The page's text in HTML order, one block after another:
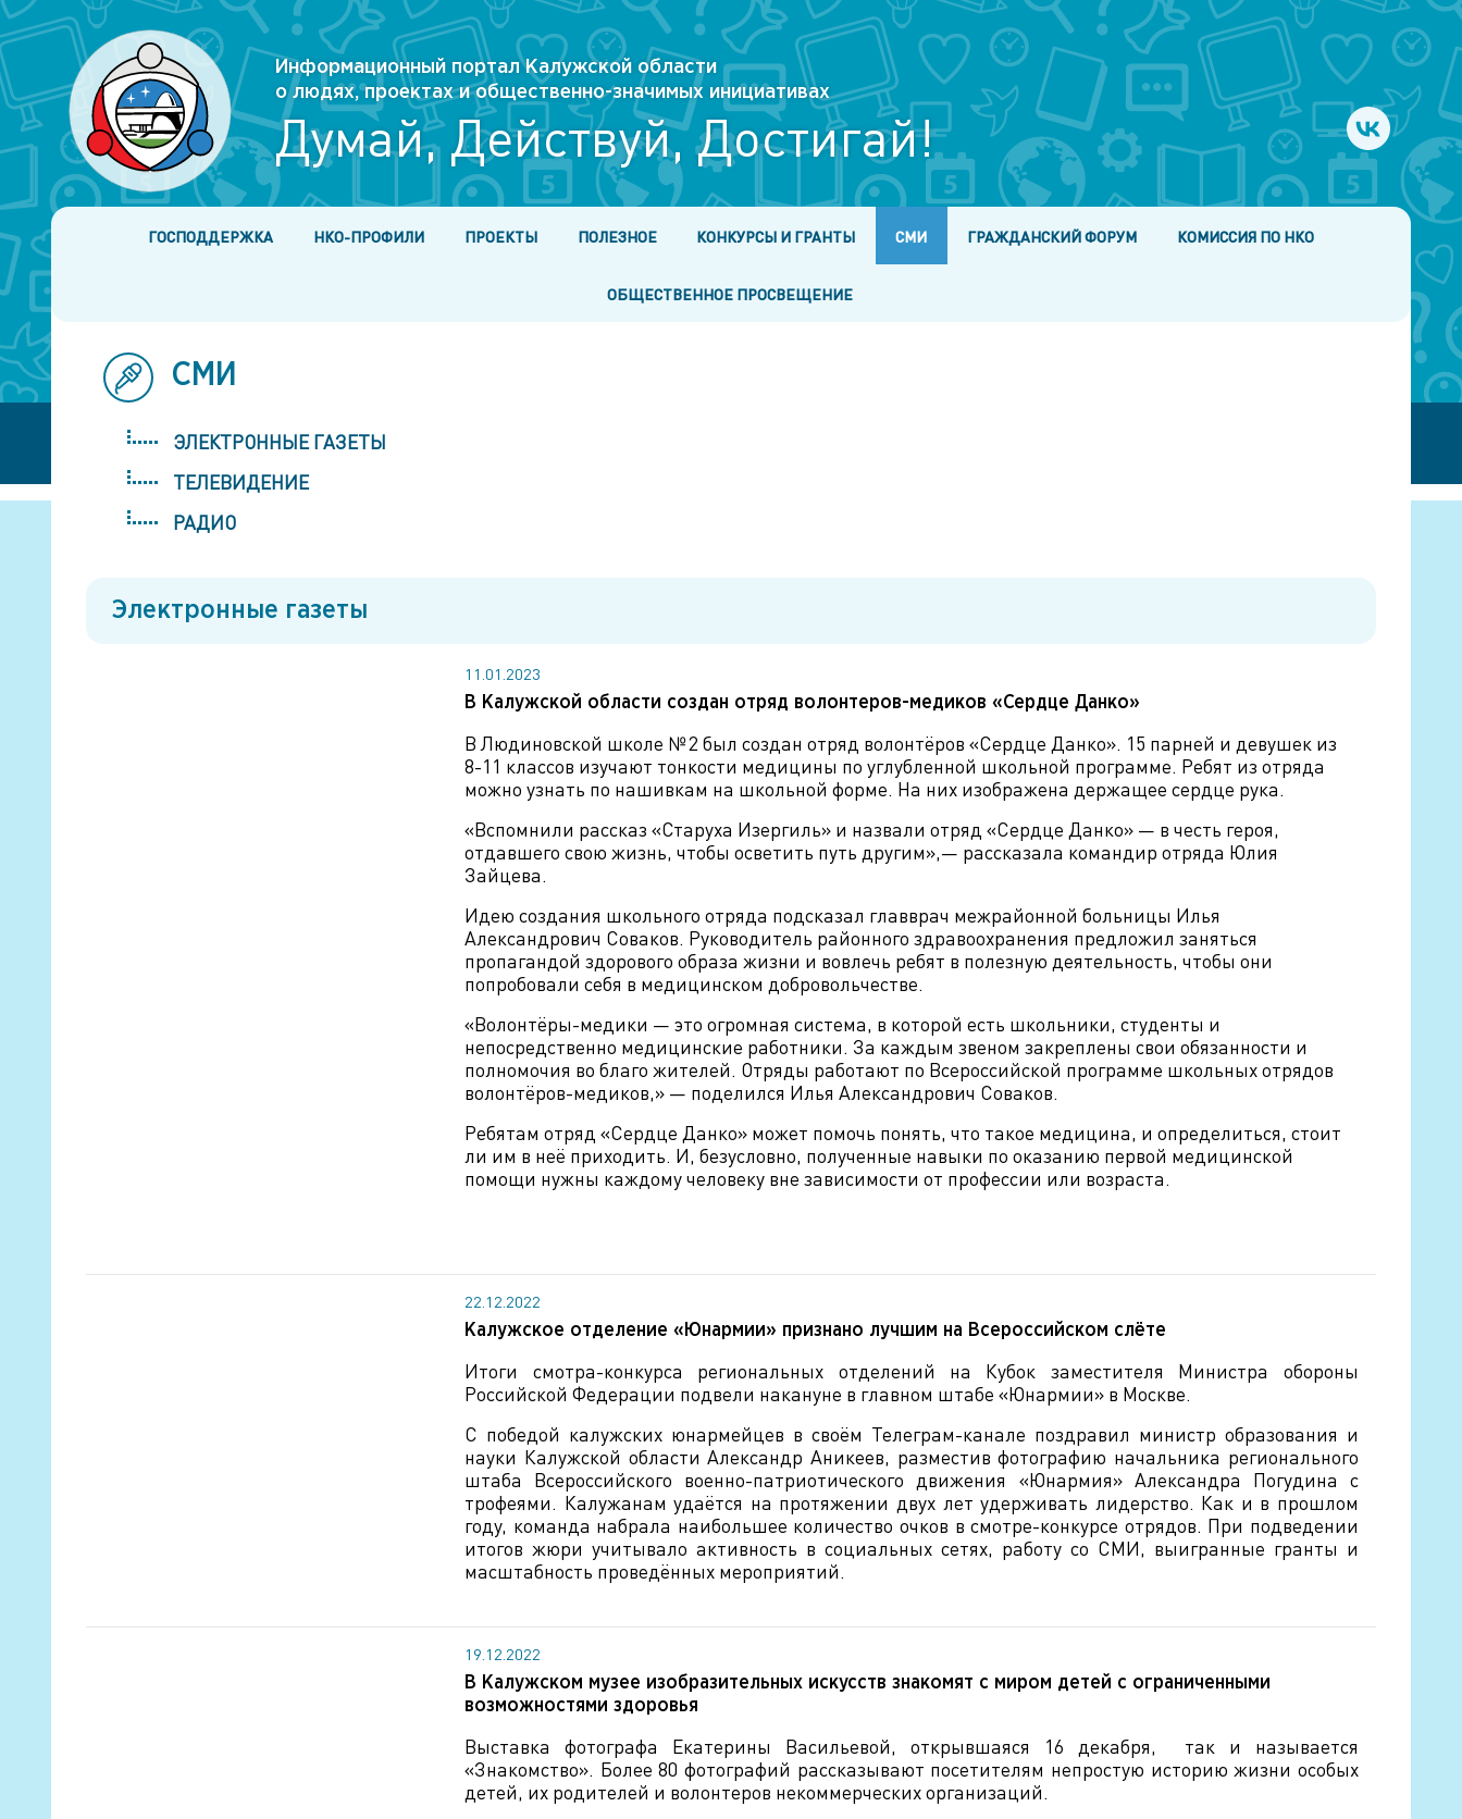
Информационный портал Калужской области
о людях, проектах и общественно-значимых инициативах
Думай, Действуй, Достигай!
ГОСПОДДЕРЖКА НКО-ПРОФИЛИ ПРОЕКТЫ ПОЛЕЗНОЕ КОНКУРСЫ И ГРАНТЫ СМИ ГРАЖДАНСКИЙ ФОРУМ КОМИССИЯ ПО НКО
ОБЩЕСТВЕННОЕ ПРОСВЕЩЕНИЕ
СМИ
ЭЛЕКТРОННЫЕ ГАЗЕТЫ
ТЕЛЕВИДЕНИЕ
РАДИО
Электронные газеты
11.01.2023
В Калужской области создан отряд волонтеров-медиков «Сердце Данко»
В Людиновской школе № 2 был создан отряд волонтёров «Сердце Данко». 15 парней и девушек из
8-11 классов изучают тонкости медицины по углубленной школьной программе. Ребят из отряда
можно узнать по нашивкам на школьной форме. На них изображена держащее сердце рука.
«Вспомнили рассказ «Старуха Изергиль» и назвали отряд «Сердце Данко» — в честь героя,
отдавшего свою жизнь, чтобы осветить путь другим»,— рассказала командир отряда Юлия
Зайцева.
Идею создания школьного отряда подсказал главврач межрайонной больницы Илья
Александрович Соваков. Руководитель районного здравоохранения предложил заняться
пропагандой здорового образа жизни и вовлечь ребят в полезную деятельность, чтобы они
попробовали себя в медицинском добровольчестве.
«Волонтёры-медики — это огромная система, в которой есть школьники, студенты и
непосредственно медицинские работники. За каждым звеном закреплены свои обязанности и
полномочия во благо жителей. Отряды работают по Всероссийской программе школьных отрядов
волонтёров-медиков,» — поделился Илья Александрович Соваков.
Ребятам отряд «Сердце Данко» может помочь понять, что такое медицина, и определиться, стоит
ли им в неё приходить. И, безусловно, полученные навыки по оказанию первой медицинской
помощи нужны каждому человеку вне зависимости от профессии или возраста.
22.12.2022
Калужское отделение «Юнармии» признано лучшим на Всероссийском слёте
Итоги смотра-конкурса региональных отделений на Кубок заместителя Министра обороны
Российской Федерации подвели накануне в главном штабе «Юнармии» в Москве.
С победой калужских юнармейцев в своём Телеграм-канале поздравил министр образования и
науки Калужской области Александр Аникеев, разместив фотографию начальника регионального
штаба Всероссийского военно-патриотического движения «Юнармия» Александра Погудина с
трофеями. Калужанам удаётся на протяжении двух лет удерживать лидерство. Как и в прошлом
году, команда набрала наибольшее количество очков в смотре-конкурсе отрядов. При подведении
итогов жюри учитывало активность в социальных сетях, работу со СМИ, выигранные гранты и
масштабность проведённых мероприятий.
19.12.2022
В Калужском музее изобразительных искусств знакомят с миром детей с ограниченными
возможностями здоровья
Выставка фотографа Екатерины Васильевой, открывшаяся 16 декабря, так и называется
«Знакомство». Более 80 фотографий рассказывают посетителям непростую историю жизни особых
детей, их родителей и волонтеров некоммерческих организаций.